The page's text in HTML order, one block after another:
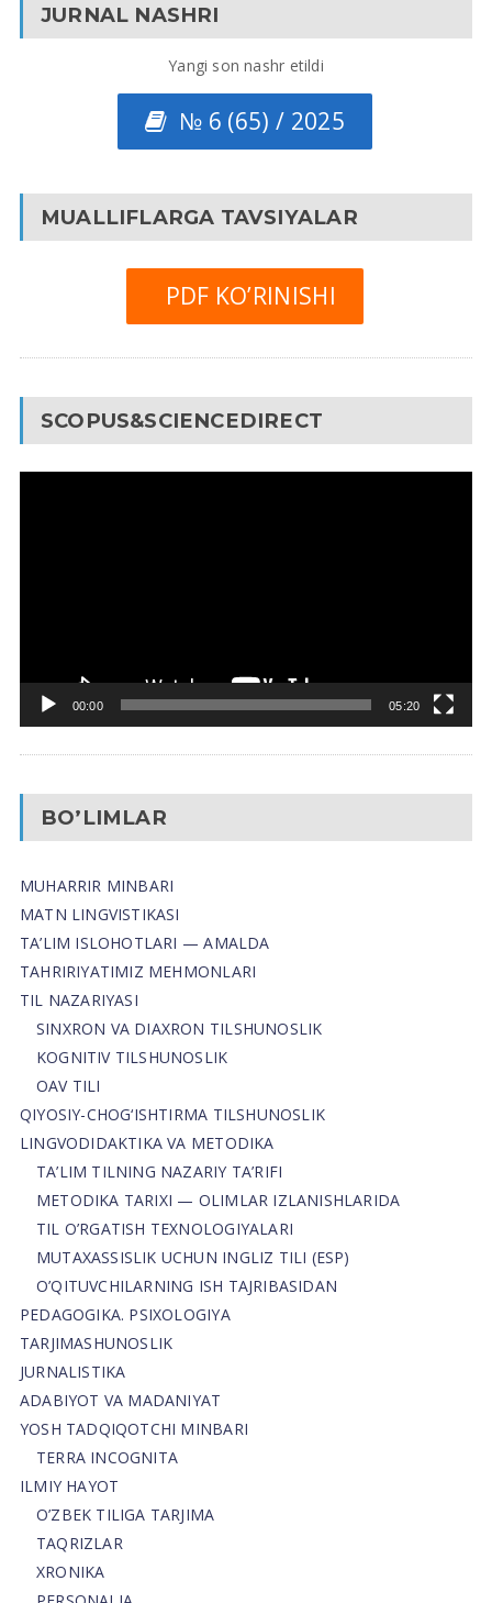
JURNAL NASHRI
Yangi son nashr etildi
№ 6 (65) / 2025
MUALLIFLARGA TAVSIYALAR
PDF KO’RINISHI
SCOPUS&SCIENCEDIRECT
00:00 05:20
BO’LIMLAR
MUHARRIR MINBARI
MATN LINGVISTIKASI
TA’LIM ISLOHOTLARI — AMALDA
TAHRIRIYATIMIZ MEHMONLARI
TIL NAZARIYASI
SINXRON VA DIAXRON TILSHUNOSLIK
KOGNITIV TILSHUNOSLIK
OAV TILI
QIYOSIY-CHOG‘ISHTIRMA TILSHUNOSLIK
LINGVODIDAKTIKA VA METODIKA
TA’LIM TILNING NAZARIY TA’RIFI
METODIKA TARIXI — OLIMLAR IZLANISHLARIDA
TIL O’RGATISH TEXNOLOGIYALARI
MUTAXASSISLIK UCHUN INGLIZ TILI (ESP)
O’QITUVCHILARNING ISH TAJRIBASIDAN
PEDAGOGIKA. PSIXOLOGIYA
TARJIMASHUNOSLIK
JURNALISTIKA
ADABIYOT VA MADANIYAT
YOSH TADQIQOTCHI MINBARI
TERRA INCOGNITA
ILMIY HAYOT
O’ZBEK TILIGA TARJIMA
TAQRIZLAR
XRONIKA